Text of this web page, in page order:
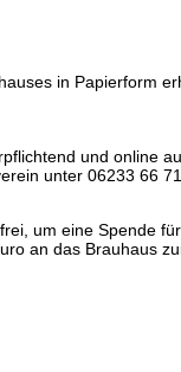
in Papierform
und online
unter 06233 66
um eine Spende
an das Brauhaus